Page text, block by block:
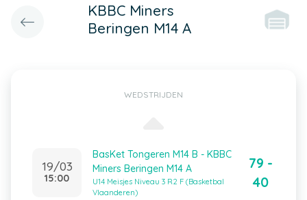
KBBC Miners
Beringen M14 A
WEDSTRIJDEN
19/03
15:00
BasKet Tongeren M14 B - KBBC
Miners Beringen M14 A
U14 Meisjes Niveau 3 R2 F (Basketbal
Vlaanderen)
79 -
40